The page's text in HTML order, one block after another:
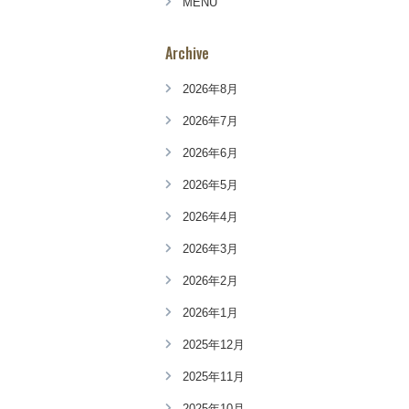
Archive
2026年8月
2026年7月
2026年6月
2026年5月
2026年4月
2026年3月
2026年2月
2026年1月
2025年12月
2025年11月